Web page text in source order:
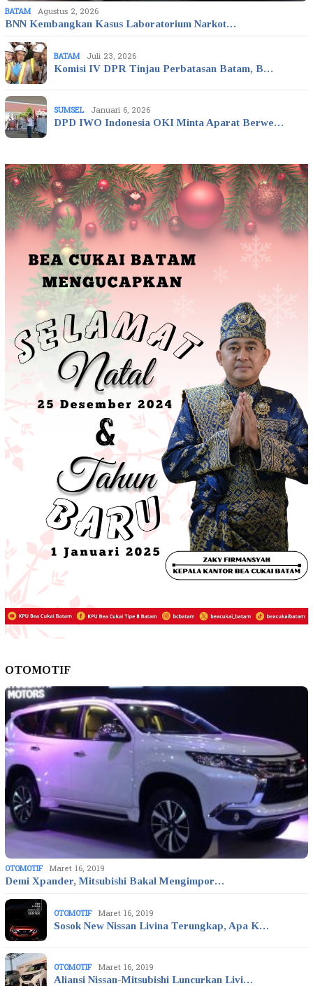
BATAM Agustus 2, 2026
BNN Kembangkan Kasus Laboratorium Narkot…
BATAM Juli 23, 2026
Komisi IV DPR Tinjau Perbatasan Batam, B…
SUMSEL Januari 6, 2026
DPD IWO Indonesia OKI Minta Aparat Berwe…
OTOMOTIF
OTOMOTIF Maret 16, 2019
Demi Xpander, Mitsubishi Bakal Mengimpor…
OTOMOTIF Maret 16, 2019
Sosok New Nissan Livina Terungkap, Apa K…
OTOMOTIF Maret 16, 2019
Aliansi Nissan-Mitsubishi Luncurkan Livi…